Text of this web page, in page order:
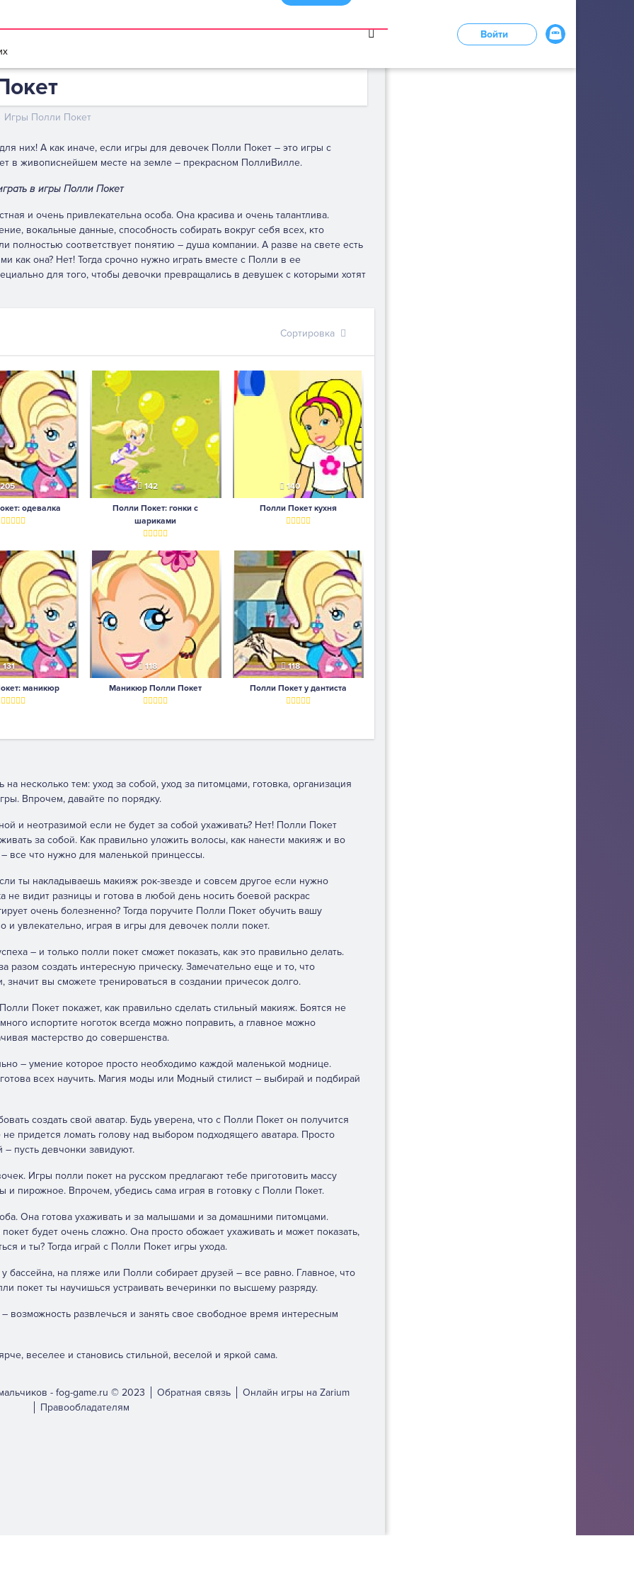
Войти
Игры Полли Покет
них! А как иначе, если игры для девочек Полли Покет – это игры с
в живописнейшем месте на земле – прекрасном ПоллиВилле.
в игры Полли Покет
и очень привлекательна особа. Она красива и очень талантлива.
вокальные данные, способность собирать вокруг себя всех, кто
полностью соответствует понятию – душа компании. А разве на свете есть
как она? Нет! Тогда срочно нужно играть вместе с Полли в ее
для того, чтобы девочки превращались в девушек с которыми хотят
Сортировка
одевалка
142
Полли Покет: гонки с
шариками
140
Полли Покет кухня
131
маникюр
118
Маникюр Полли Покет
118
Полли Покет у дантиста
несколько тем: уход за собой, уход за питомцами, готовка, организация
Впрочем, давайте по порядку.
и неотразимой если не будет за собой ухаживать? Нет! Полли Покет
за собой. Как правильно уложить волосы, как нанести макияж и во
все что нужно для маленькой принцессы.
ты накладываешь макияж рок-звезде и совсем другое если нужно
видит разницы и готова в любой день носить боевой раскрас
очень болезненно? Тогда поручите Полли Покет обучить вашу
увлекательно, играя в игры для девочек полли покет.
– и только полли покет сможет показать, как это правильно делать.
разом создать интересную прическу. Замечательно еще и то, что
вы сможете тренироваться в создании причесок долго.
Покет покажет, как правильно сделать стильный макияж. Боятся не
испортите ноготок всегда можно поправить, а главное можно
мастерство до совершенства.
– умение которое просто необходимо каждой маленькой моднице.
всех научить. Магия моды или Модный стилист – выбирай и подбирай
создать свой аватар. Будь уверена, что с Полли Покет он получится
придется ломать голову над выбором подходящего аватара. Просто
пусть девчонки завидуют.
Игры полли покет на русском предлагают тебе приготовить массу
и пирожное. Впрочем, убедись сама играя в готовку с Полли Покет.
Она готова ухаживать и за малышами и за домашними питомцами.
будет очень сложно. Она просто обожает ухаживать и может показать,
и ты? Тогда играй с Полли Покет игры ухода.
бассейна, на пляже или Полли собирает друзей – все равно. Главное, что
покет ты научишься устраивать вечеринки по высшему разряду.
возможность развлечься и занять свое свободное время интересным
веселее и становись стильной, веселой и яркой сама.
- fog-game.ru © 2023 Обратная связь
Онлайн игры на Zarium
Правообладателям